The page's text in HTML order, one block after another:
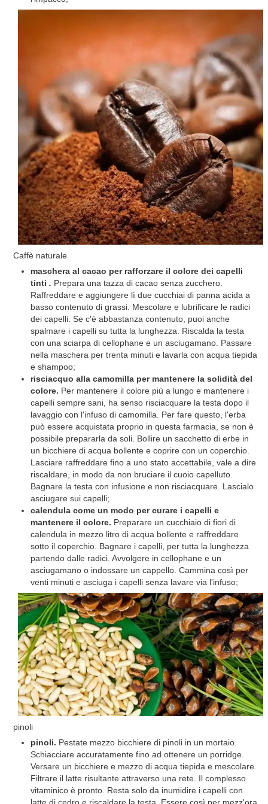
Caffè naturale
maschera al cacao per rafforzare il colore dei capelli
tinti . Prepara una tazza di cacao senza zucchero.
Raffreddare e aggiungere lì due cucchiai di panna acida a
basso contenuto di grassi. Mescolare e lubrificare le radici
dei capelli. Se c'è abbastanza contenuto, puoi anche
spalmare i capelli su tutta la lunghezza. Riscalda la testa
con una sciarpa di cellophane e un asciugamano. Passare
nella maschera per trenta minuti e lavarla con acqua tiepida
e shampoo;
risciacquo alla camomilla per mantenere la solidità del
colore. Per mantenere il colore più a lungo e mantenere i
capelli sempre sani, ha senso risciacquare la testa dopo il
lavaggio con l'infuso di camomilla. Per fare questo, l'erba
può essere acquistata proprio in questa farmacia, se non è
possibile prepararla da soli. Bollire un sacchetto di erbe in
un bicchiere di acqua bollente e coprire con un coperchio.
Lasciare raffreddare fino a uno stato accettabile, vale a dire
riscaldare, in modo da non bruciare il cuoio capelluto.
Bagnare la testa con infusione e non risciacquare. Lascialo
asciugare sui capelli;
calendula come un modo per curare i capelli e
mantenere il colore. Preparare un cucchiaio di fiori di
calendula in mezzo litro di acqua bollente e raffreddare
sotto il coperchio. Bagnare i capelli, per tutta la lunghezza
partendo dalle radici. Avvolgere in cellophane e un
asciugamano o indossare un cappello. Cammina così per
venti minuti e asciuga i capelli senza lavare via l'infuso;
pinoli
pinoli. Pestate mezzo bicchiere di pinoli in un mortaio.
Schiacciare accuratamente fino ad ottenere un porridge.
Versare un bicchiere e mezzo di acqua tiepida e mescolare.
Filtrare il latte risultante attraverso una rete. Il complesso
vitaminico è pronto. Resta solo da inumidire i capelli con